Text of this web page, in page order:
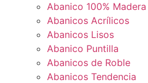
Abanico 100% Madera
Abanicos Acrílicos
Abanicos Lisos
Abanico Puntilla
Abanicos de Roble
Abanicos Tendencia